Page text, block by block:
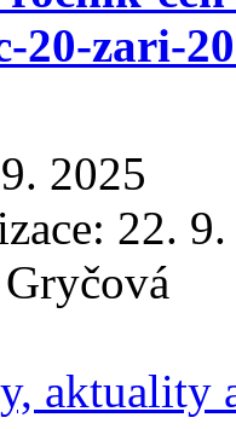
20-zari-
2025
22.
aktuality